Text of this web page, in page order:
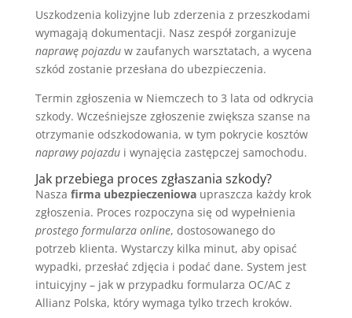
Uszkodzenia kolizyjne lub zderzenia z przeszkodami
wymagają dokumentacji. Nasz zespół zorganizuje
naprawę pojazduw zaufanych warsztatach, a wycena
szkód zostanie przesłana do ubezpieczenia.
Termin zgłoszenia w Niemczech to 3 lata od odkrycia
szkody. Wcześniejsze zgłoszenie zwiększa szanse na
otrzymanie odszkodowania, w tym pokrycie kosztów
naprawy pojazdui wynajęcia zastępczej samochodu.
Jak przebiega proces zgłaszania szkody?
Nasza firma ubezpieczeniowaupraszcza każdy krok
zgłoszenia. Proces rozpoczyna się od wypełnienia
prostego formularza online, dostosowanego do
potrzeb klienta. Wystarczy kilka minut, aby opisać
wypadki, przesłać zdjęcia i podać dane. System jest
intuicyjny – jak w przypadku formularza OC/AC z
Allianz Polska, który wymaga tylko trzech kroków.